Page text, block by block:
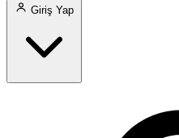
Giriş Yap